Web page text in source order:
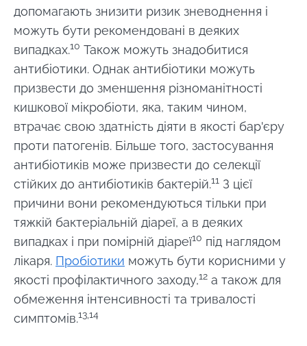
допомагають знизити ризик зневоднення і
можуть бути рекомендовані в деяких
випадках.10 Також можуть знадобитися
антибіотики. Однак антибіотики можуть
призвести до зменшення різноманітності
кишкової мікробіоти, яка, таким чином,
втрачає свою здатність діяти в якості бар'єру
проти патогенів. Більше того, застосування
антибіотиків може призвести до селекції
стійких до антибіотиків бактерій.11 З цієї
причини вони рекомендуються тільки при
тяжкій бактеріальній діареї, а в деяких
випадках і при помірній діареї10 під наглядом
лікаря. Пробіотики можуть бути корисними у
якості профілактичного заходу,12 а також для
обмеження інтенсивності та тривалості
симптомів.13,14
дедалі біл...
Дізнатися
більше